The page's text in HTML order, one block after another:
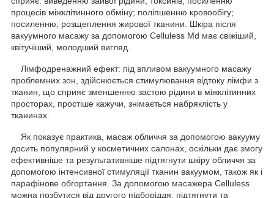
процесів міжклітинного обміну; поліпшенню кровообігу;
посиленню; розщеплення жирової тканини. Шкіра після
вакуумного масажу за допомогою Celluless Md має свіжіший,
квітучіший, молодший вигляд.
Лімфодренажний ефект: під впливом вакуумного масажу
проблемних зон, здійснюється стимулювання відтоку лімфи з
тканин, що сприяє зменшенню застою рідини в міжклітинних
просторах, простіше кажучи, знімається набряклість у
тканинах.
Як показує практика, масаж обличчя за допомогою вакууму
досить популярний у косметичних салонах, оскільки дає змогу
ефективніше та результативніше підтягнути шкіру обличчя за
допомогою інтенсивної стимуляції тканин вакуумом, також як і
парафінове обгортання. За допомогою масажера Celluless
можна позбутися від другого підборіддя, підтягнути та